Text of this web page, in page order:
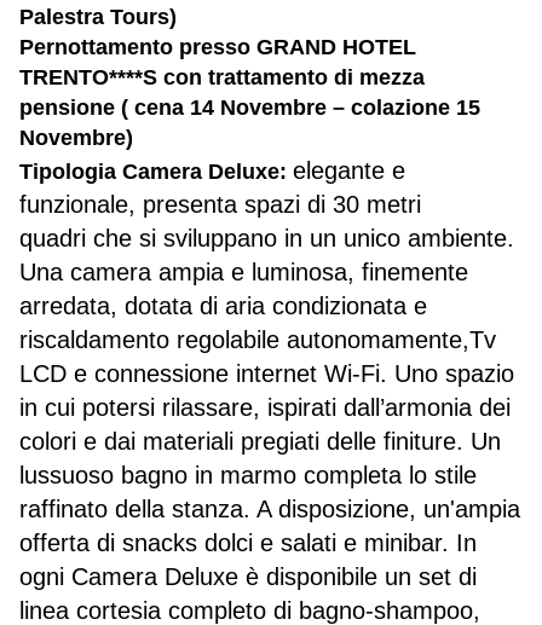
Palestra Tours)
Pernottamento presso GRAND HOTEL
TRENTO****S con trattamento di mezza
pensione ( cena 14 Novembre – colazione 15
Novembre)
Tipologia Camera Deluxe: elegante e
funzionale, presenta spazi di 30 metri
quadri che si sviluppano in un unico ambiente.
Una camera ampia e luminosa, finemente
arredata, dotata di aria condizionata e
riscaldamento regolabile autonomamente,Tv
LCD e connessione internet Wi-Fi. Uno spazio
in cui potersi rilassare, ispirati dall’armonia dei
colori e dai materiali pregiati delle finiture. Un
lussuoso bagno in marmo completa lo stile
raffinato della stanza. A disposizione, un'ampia
offerta di snacks dolci e salati e minibar. In
ogni Camera Deluxe è disponibile un set di
linea cortesia completo di bagno-shampoo,